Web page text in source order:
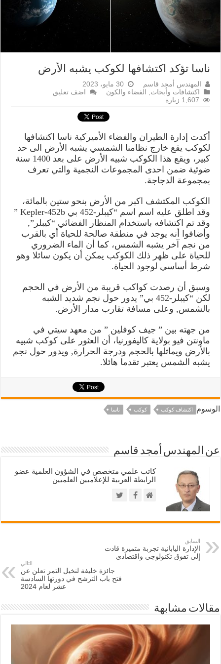
ناسا تؤكد اكتشافها لكوكب يشبه الأرض
المهندس أمجد قاسم
30 مايو، 2023
اكتشافات وأبحاث, الفضاء والكون
اضف تعليق
1,607 زيارة
أكدت إدارة الطيران والفضاء الأميركية ناسا اكتشافها
لكوكب يقع خارج نظامنا الشمسي يشبه الأرض الى حد
كبير، ويقع هذا الكوكب شبيه الأرض على بعد 1400 سنة
ضوئية ضمن احدى المجموعات النجمية والتي تعرف
بمجموعة الدجاجة.
الكوكب المكتشف اكبر من الأرض بنحو ستين بالمائة،
وقد اطلق عليه اسم اسم “كيبلر-452 بي Kepler-452b ”
وقد تم اكتشافه باستخدام المنظار الفضائي “كيبلر”,
وأضافوا أنه يوجد في منطقة صالحة للحياة أي بالقرب
من نجم آخر يشبه الشمس، كما أن الماء الضروري
للحياة على ظهر ذلك الكوكب يمكن أن يكون سائلا وهو
شرط أساسي لوجود الحياة.
وسبق أن رصدت كواكب قريبة من الأرض في الحجم
لكن “كيبلر-452 بي” يدور حول نجم شديد الشبه
بالشمس, وعلى مسافة تقارب مدار الأرض.
من جهته بين ” جيف كوفلين ” من معهد سيتي في
ماونتن فيو بولاية كاليفورنيا، أن العثور على كوكب شبيه
بالأرض ويماثلها بالحجم ودرجة الحرارة, ويدور حول نجم
يشبه الشمس يعتبر تقدما هائلا.
الوسوم اكتشاف كوكب كوكب ناسا
عن المهندس أمجد قاسم
كاتب علمي متخصص في الشؤون العلمية عضو
الرابطة العربية للإعلاميين العلميين
السابق
الإدارة اليابانية تجربة متميزة قادت
إلى تفوق تكنولوجي واقتصادي
التالي
جائزة خليفة لنخيل التمر تعلن عن
فتح باب الترشح في دورتها السادسة
عشر لعام 2024
مقالات مشابهة